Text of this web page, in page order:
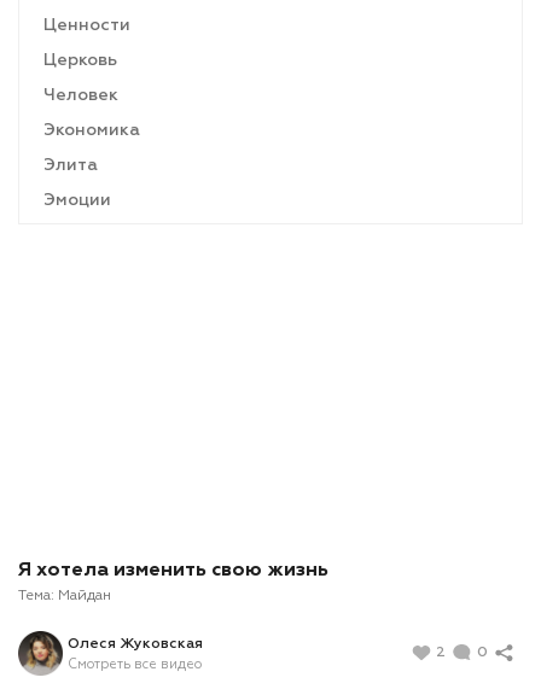
Ценности
Церковь
Человек
Экономика
Элита
Эмоции
Я хотела изменить свою жизнь
Тема: Майдан
Олеся Жуковская
Смотреть все видео
2 0